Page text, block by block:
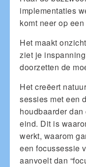
implementaties
komt neer op
Het maakt
ziet je
doorzetten de
Het creëert
sessies met een
houdbaarder
eind. Dit is
werkt, waarom
een focussessie
aanvoelt dan